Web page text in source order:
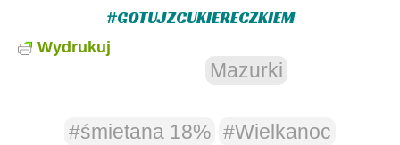
#GOTUJZCUKIERECZKIEM
Wydrukuj
Mazurki
#śmietana 18% #Wielkanoc